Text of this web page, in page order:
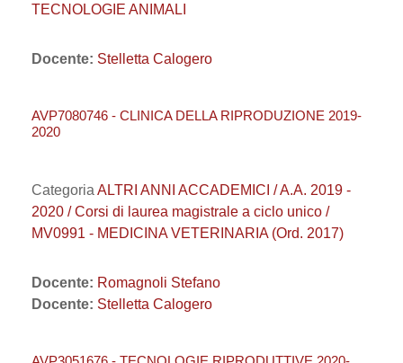
TECNOLOGIE ANIMALI
Docente: Stelletta Calogero
AVP7080746 - CLINICA DELLA RIPRODUZIONE 2019-
2020
Categoria ALTRI ANNI ACCADEMICI / A.A. 2019 -
2020 / Corsi di laurea magistrale a ciclo unico /
MV0991 - MEDICINA VETERINARIA (Ord. 2017)
Docente: Romagnoli Stefano
Docente: Stelletta Calogero